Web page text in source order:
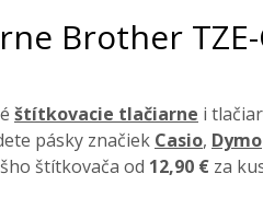
Brother TZE-
štítkovacie tlačiarne i
pásky značiek Casio, Dymo
štítkovača od 12,90 € za